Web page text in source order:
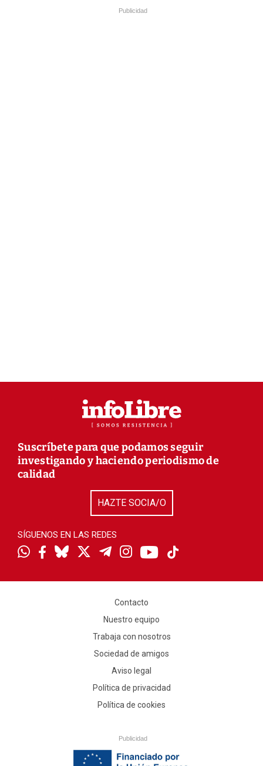
Publicidad
Suscríbete para que podamos seguir
investigando y haciendo periodismo de
calidad
HAZTE SOCIA/O
SÍGUENOS EN LAS REDES
Contacto
Nuestro equipo
Trabaja con nosotros
Sociedad de amigos
Aviso legal
Política de privacidad
Política de cookies
Publicidad